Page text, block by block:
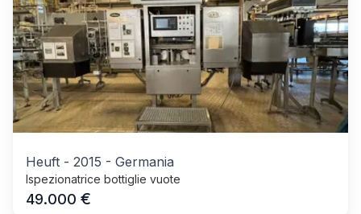
Heuft - 2015 - Germania
Ispezionatrice bottiglie vuote
49.000 €